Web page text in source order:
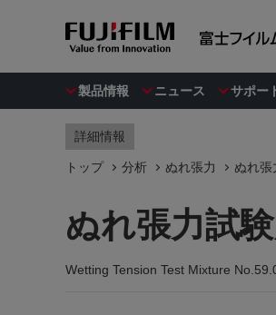
製品情報 ニュース サポー
詳細情報
トップ 分析 ぬれ張力 ぬれ張
ぬれ張力試
Wetting Tension Test Mixture